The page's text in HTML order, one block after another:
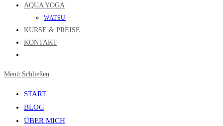
AQUA YOGA
WATSU
KURSE & PREISE
KONTAKT
umschalten
Menü Schließen
START
BLOG
ÜBER MICH